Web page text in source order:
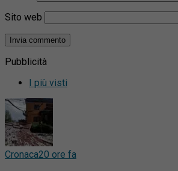
Sito web
Pubblicità
I più visti
Cronaca20 ore fa